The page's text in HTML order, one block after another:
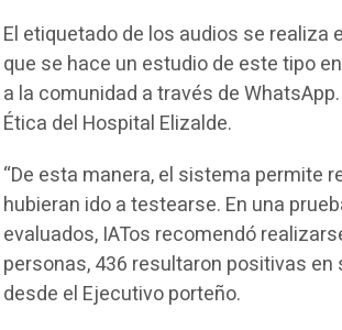
El etiquetado de los audios se
que se hace un estudio de este tipo
a la comunidad a través de
Ética del Hospital Elizalde.
“De esta manera, el sistema permite
hubieran ido a testearse. En una
evaluados, IATos recomendó
personas, 436 resultaron positivas
desde el Ejecutivo porteño.